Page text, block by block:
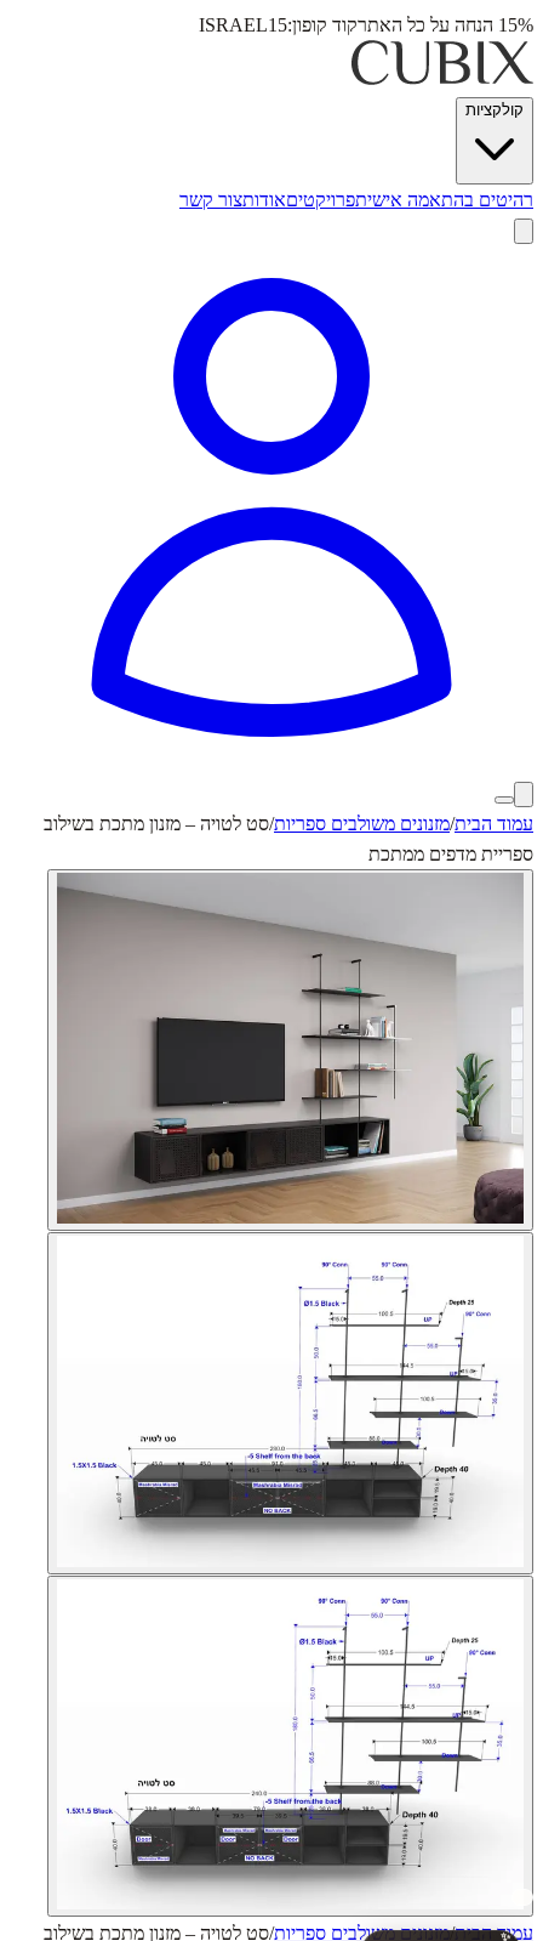
15% הנחה על כל האתר קוד קופון:ISRAEL15
קולקציות
רהיטים בהתאמה אישיתפרויקטיםאודותצור קשר
עמוד הבית/מזנונים משולבים ספריות/סט לטויה – מזנון מתכת בשילוב
ספריית מדפים ממתכת
✨
עמוד הבית/מזנונים משולבים ספריות/סט לטויה – מזנון מתכת בשילוב